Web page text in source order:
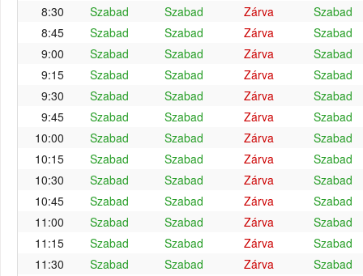
8:30
Szabad Szabad Zárva
Szabad
8:45
Szabad Szabad Zárva
Szabad
9:00
Szabad Szabad Zárva
Szabad
9:15
Szabad Szabad Zárva
Szabad
9:30
Szabad Szabad Zárva
Szabad
9:45
Szabad Szabad Zárva
Szabad
10:00
Szabad Szabad Zárva
Szabad
10:15
Szabad Szabad Zárva
Szabad
10:30
Szabad Szabad Zárva
Szabad
10:45
Szabad Szabad Zárva
Szabad
11:00
Szabad Szabad Zárva
Szabad
11:15
Szabad Szabad Zárva
Szabad
11:30
Szabad Szabad Zárva
Szabad